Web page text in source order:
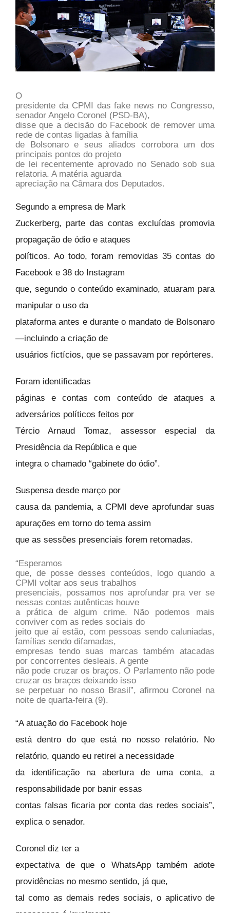
O
presidente da CPMI das fake news no Congresso,
senador Angelo Coronel (PSD-BA),
disse que a decisão do Facebook de remover uma
rede de contas ligadas à família
de Bolsonaro e seus aliados corrobora um dos
principais pontos do projeto
de lei recentemente aprovado no Senado sob sua
relatoria. A matéria aguarda
apreciação na Câmara dos Deputados.
Segundo a empresa de Mark
Zuckerberg, parte das contas excluídas promovia
propagação de ódio e ataques
políticos. Ao todo, foram removidas 35 contas do
Facebook e 38 do Instagram
que, segundo o conteúdo examinado, atuaram para
manipular o uso da
plataforma antes e durante o mandato de Bolsonaro
—incluindo a criação de
usuários fictícios, que se passavam por repórteres.
Foram identificadas
páginas e contas com conteúdo de ataques a
adversários políticos feitos por
Tércio Arnaud Tomaz, assessor especial da
Presidência da República e que
integra o chamado “gabinete do ódio”.
Suspensa desde março por
causa da pandemia, a CPMI deve aprofundar suas
apurações em torno do tema assim
que as sessões presenciais forem retomadas.
“Esperamos
que, de posse desses conteúdos, logo quando a
CPMI voltar aos seus trabalhos
presenciais, possamos nos aprofundar pra ver se
nessas contas autênticas houve
a prática de algum crime. Não podemos mais
conviver com as redes sociais do
jeito que aí estão, com pessoas sendo caluniadas,
famílias sendo difamadas,
empresas tendo suas marcas também atacadas
por concorrentes desleais. A gente
não pode cruzar os braços. O Parlamento não pode
cruzar os braços deixando isso
se perpetuar no nosso Brasil”, afirmou Coronel na
noite de quarta-feira (9).
“A atuação do Facebook hoje
está dentro do que está no nosso relatório. No
relatório, quando eu retirei a necessidade
da identificação na abertura de uma conta, a
responsabilidade por banir essas
contas falsas ficaria por conta das redes sociais”,
explica o senador.
Coronel diz ter a
expectativa de que o WhatsApp também adote
providências no mesmo sentido, já que,
tal como as demais redes sociais, o aplicativo de